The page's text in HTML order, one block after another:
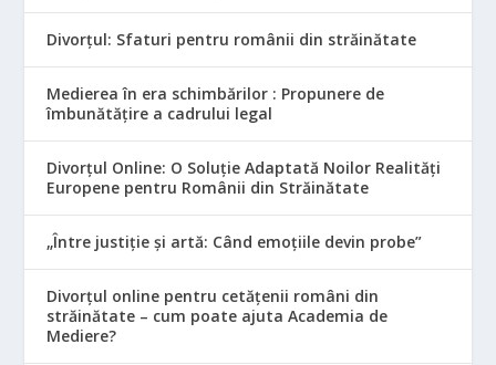
Divorțul: Sfaturi pentru românii din străinătate
Medierea în era schimbărilor : Propunere de
îmbunătățire a cadrului legal
Divorțul Online: O Soluție Adaptată Noilor Realități
Europene pentru Românii din Străinătate
„Între justiție și artă: Când emoțiile devin probe”
Divorțul online pentru cetățenii români din
străinătate – cum poate ajuta Academia de
Mediere?